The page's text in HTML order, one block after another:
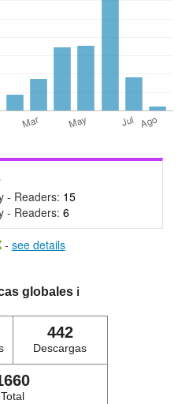
- Readers: 15
- Readers: 6
- see details
globales ℹ️
442
Descargas
Total